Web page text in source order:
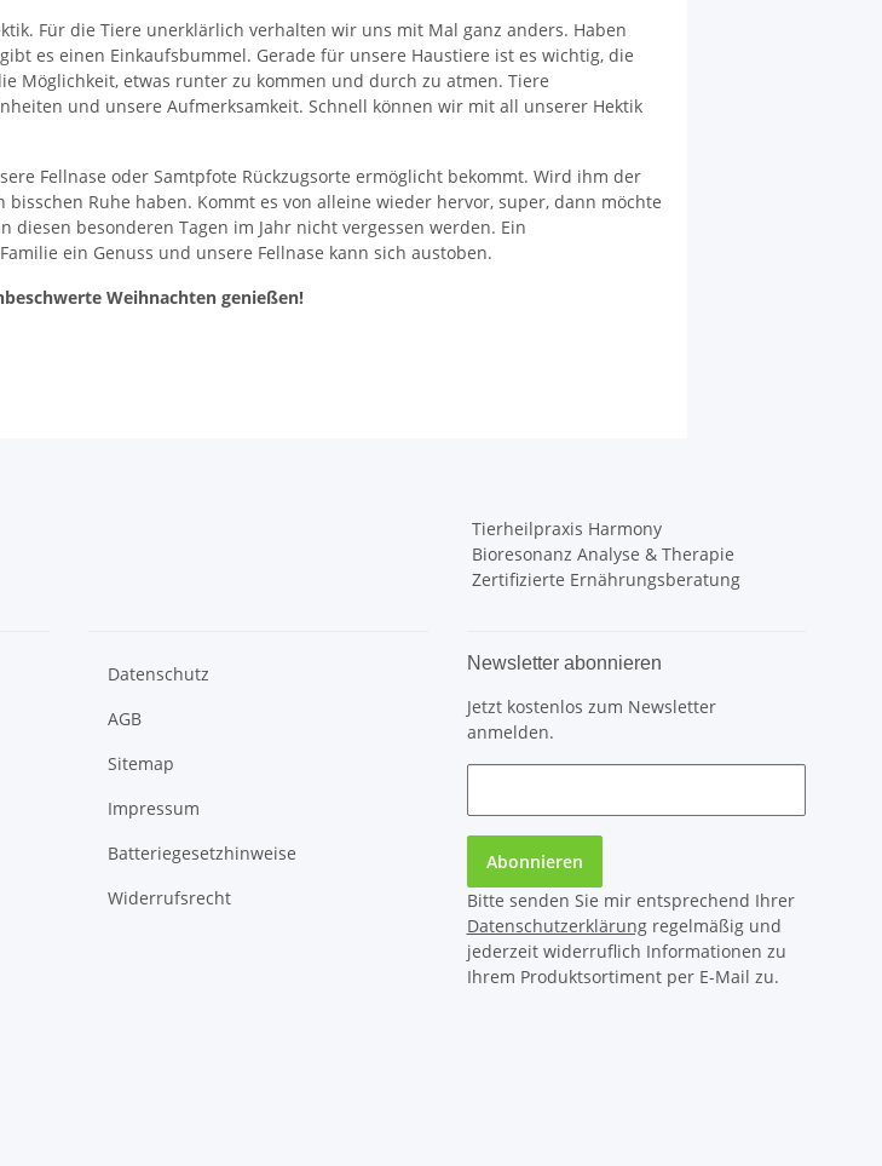
Für die Tiere unerklärlich verhalten wir uns mit Mal ganz anders. Haben
es einen Einkaufsbummel. Gerade für unsere Haustiere ist es wichtig, die
Möglichkeit, etwas runter zu kommen und durch zu atmen. Tiere
und unsere Aufmerksamkeit. Schnell können wir mit all unserer Hektik
Fellnase oder Samtpfote Rückzugsorte ermöglicht bekommt. Wird ihm der
Ruhe haben. Kommt es von alleine wieder hervor, super, dann möchte
besonderen Tagen im Jahr nicht vergessen werden. Ein
ein Genuss und unsere Fellnase kann sich austoben.
Weihnachten genießen!
Tierheilpraxis Harmony
Bioresonanz Analyse & Therapie
Zertifizierte Ernährungsberatung
Datenschutz
AGB
Sitemap
Impressum
Batteriegesetzhinweise
Widerrufsrecht
Newsletter abonnieren
Jetzt kostenlos zum Newsletter
anmelden.
Abonnieren
Bitte senden Sie mir entsprechend Ihrer
Datenschutzerklärungregelmäßig und
jederzeit widerruflich Informationen zu
Ihrem Produktsortiment per E-Mail zu.